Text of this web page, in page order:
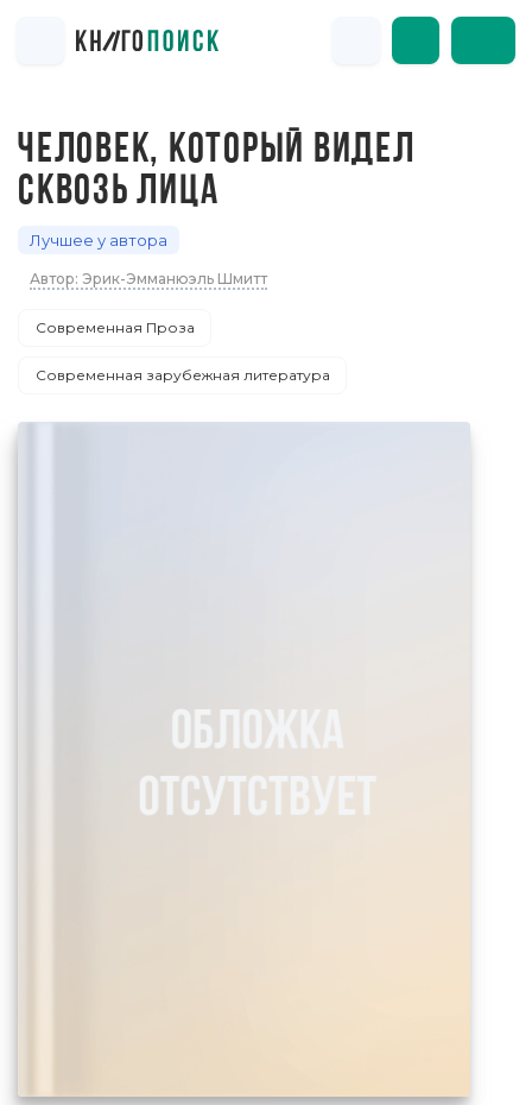
ЧЕЛОВЕК, КОТОРЫЙ ВИДЕЛ
СКВОЗЬ ЛИЦА
Лучшее у автора
Автор: Эрик-Эмманюэль Шмитт
Современная Проза
Современная зарубежная литература